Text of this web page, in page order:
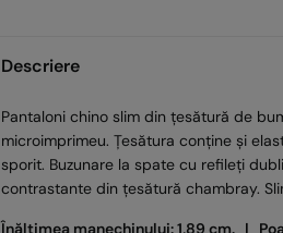
Descriere
Pantaloni chino slim din țesătură de
microimprimeu. Țesătura conține și
sporit. Buzunare la spate cu refileți
contrastante din țesătură chambray.
Înălțimea manechinului: 1,89 cm. |